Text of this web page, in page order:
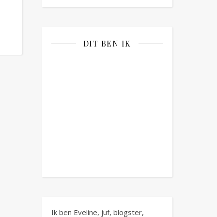
DIT BEN IK
Ik ben Eveline, juf, blogster,